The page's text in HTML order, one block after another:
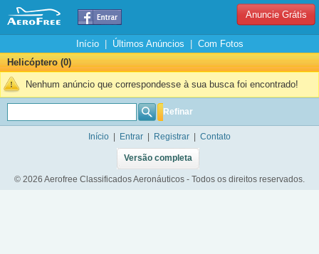
Anuncie Grátis
Início| Últimos Anúncios
Com Fotos
Helicóptero (0)
Nenhum anúncio que correspondesse à sua busca foi encontrado!
Refinar
Início Entrar Registrar Contato
Versão completa
© 2026 Aerofree Classificados Aeronáuticos - Todos os direitos reservados.